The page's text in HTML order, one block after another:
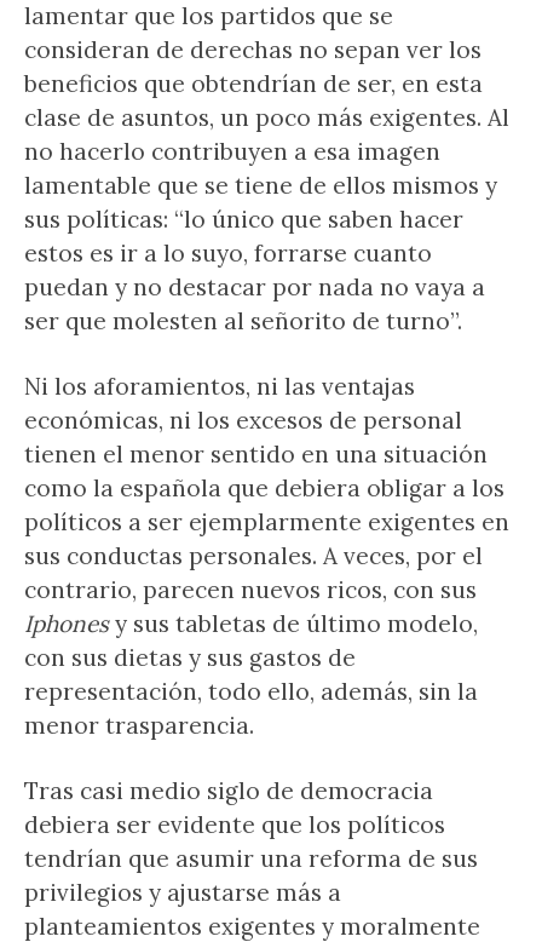
lamentar que los partidos que se
consideran de derechas no sepan ver los
beneficios que obtendrían de ser, en esta
clase de asuntos, un poco más exigentes. Al
no hacerlo contribuyen a esa imagen
lamentable que se tiene de ellos mismos y
sus políticas: “lo único que saben hacer
estos es ir a lo suyo, forrarse cuanto
puedan y no destacar por nada no vaya a
ser que molesten al señorito de turno”.
Ni los aforamientos, ni las ventajas
económicas, ni los excesos de personal
tienen el menor sentido en una situación
como la española que debiera obligar a los
políticos a ser ejemplarmente exigentes en
sus conductas personales. A veces, por el
contrario, parecen nuevos ricos, con sus
Iphonesy sus tabletas de último modelo,
con sus dietas y sus gastos de
representación, todo ello, además, sin la
menor trasparencia.
Tras casi medio siglo de democracia
debiera ser evidente que los políticos
tendrían que asumir una reforma de sus
privilegios y ajustarse más a
planteamientos exigentes y moralmente